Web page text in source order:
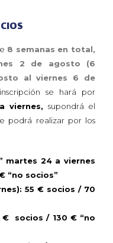
8 semanas en total,
2 de agosto (6
al viernes 6 de
se hará por
viernes, supondrá el
podrá realizar por los
martes 24 a viernes
“no socios”
55 € socios / 70
€ socios / 130 € “no